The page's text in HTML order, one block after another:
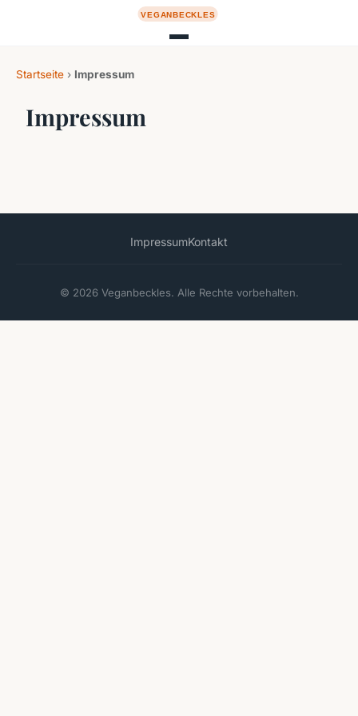
Startseite › Impressum
Impressum
ImpressumKontakt
© 2026 Veganbeckles. Alle Rechte vorbehalten.